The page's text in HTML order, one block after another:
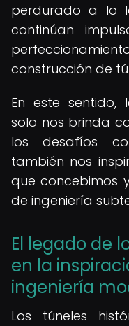
perdurado a lo
continúan
construcción de
En este sentido,
solo nos brinda
los desafíos
también nos
que concebimos
de ingeniería
El legado de
en la
ingeniería
Los túneles